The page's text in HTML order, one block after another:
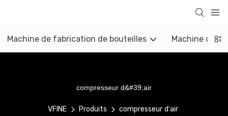
Machine de fabrication de bouteilles Machine de
compresseur d&#39;air
VFINE Produits compresseur d'air